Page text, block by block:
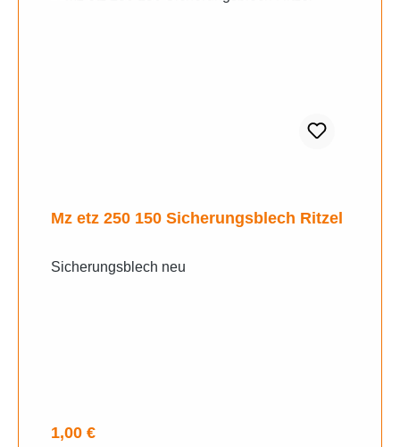
Mz etz 250 150 Sicherungsblech Ritzel
Sicherungsblech neu
Regulärer Preis:
1,00 €